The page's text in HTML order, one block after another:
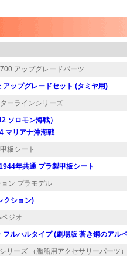
アップグレードパーツ
アップグレードセット (タミヤ用)
ーラインシリーズ
ソロモン海戦）
マリアナ沖海戦
板シート
年共通 プラ製甲板シート
ン プラモデル
クション)
ジオ
フルハルタイプ (劇場版 蒼き鋼のアル
シリーズ （艦船用アクセサリーパーツ）